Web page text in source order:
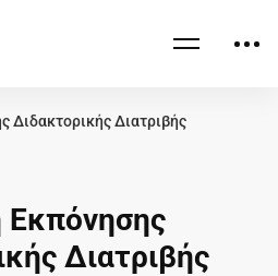
Διδακτορικής Διατριβής
Εκπόνησης
Διατριβής